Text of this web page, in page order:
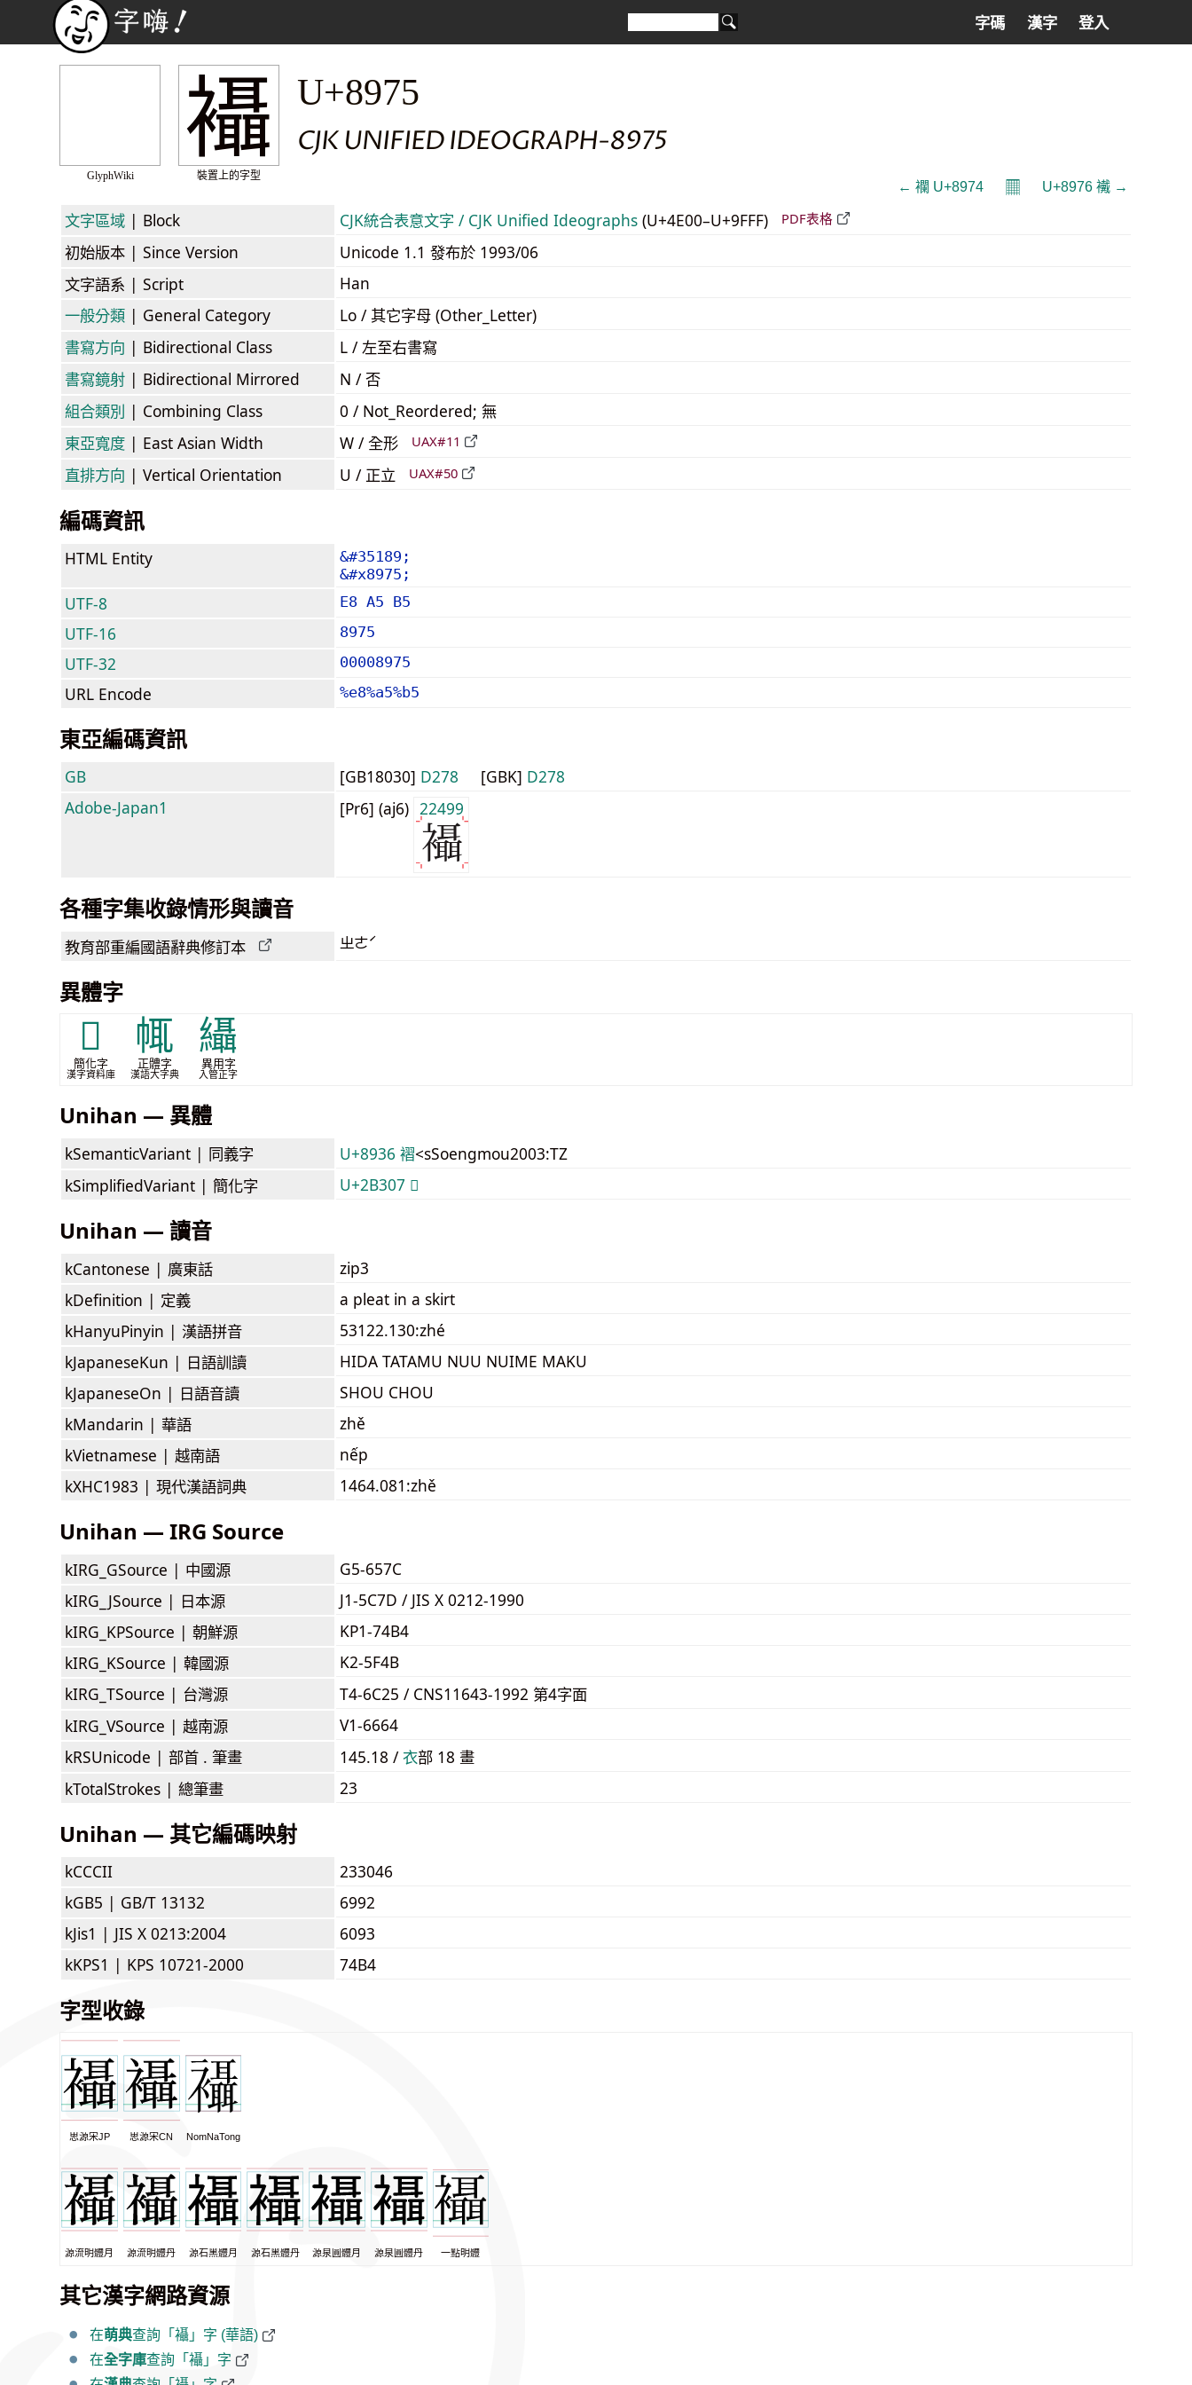
字碼 漢字 登入
GlyphWiki
襵
裝置上的字型
U+8975
CJK UNIFIED IDEOGRAPH-8975
← 襴 U+8974 𝄜 U+8976 襶 →
文字區域 | Block CJK統合表意文字 / CJK Unified Ideographs (U+4E00–U+9FFF) PDF表格
初始版本 | Since Version
Unicode 1.1 發布於 1993/06
文字語系 | Script
Han
一般分類 | General Category
Lo / 其它字母 (Other_Letter)
書寫方向 | Bidirectional Class
L / 左至右書寫
書寫鏡射 | Bidirectional Mirrored
N / 否
組合類別 | Combining Class
0 / Not_Reordered; 無
東亞寬度 | East Asian Width W / 全形 UAX#11
直排方向 | Vertical Orientation U / 正立 UAX#50
編碼資訊
HTML Entity
&#35189;
&#x8975;
UTF-8 E8 A5 B5
UTF-16 8975
UTF-32 00008975
URL Encode %e8%a5%b5
東亞編碼資訊
GB [GB18030] D278 [GBK] D278
Adobe-Japan1
[Pr6] (aj6) 22499
各種字集收錄情形與讀音
教育部重編國語辭典修訂本 ㄓㄜˊ
異體字
𫌇
簡化字
漢字資料庫
㡇
正體字
漢語大字典
䌰
異用字
入管正字
Unihan — 異體
kSemanticVariant | 同義字 U+8936 褶<sSoengmou2003:TZ
kSimplifiedVariant | 簡化字 U+2B307 𫌇
Unihan — 讀音
kCantonese | 廣東話
zip3
kDefinition | 定義
a pleat in a skirt
kHanyuPinyin | 漢語拼音
53122.130:zhé
kJapaneseKun | 日語訓讀
HIDA TATAMU NUU NUIME MAKU
kJapaneseOn | 日語音讀
SHOU CHOU
kMandarin | 華語
zhě
kVietnamese | 越南語
nếp
kXHC1983 | 現代漢語詞典 1464.081:zhě
Unihan — IRG Source
kIRG_GSource | 中國源
G5-657C
kIRG_JSource | 日本源
J1-5C7D / JIS X 0212-1990
kIRG_KPSource | 朝鮮源
KP1-74B4
kIRG_KSource | 韓國源
K2-5F4B
kIRG_TSource | 台灣源
T4-6C25 / CNS11643-1992 第4字面
kIRG_VSource | 越南源
V1-6664
kRSUnicode | 部首 . 筆畫 145.18 /⾐部 18 畫
kTotalStrokes | 總筆畫 23
Unihan — 其它編碼映射
kCCCII
233046
kGB5 | GB/T 13132
6992
kJis1 | JIS X 0213:2004
6093
kKPS1 | KPS 10721-2000 74B4
字型收錄
思源宋JP 思源宋CN NomNaTong
源流明體月 源流明體丹 源石黑體月 源石黑體丹 源泉圓體月 源泉圓體丹 一點明體
其它漢字網路資源
在萌典查詢「襵」字 (華語)
在全字庫查詢「襵」字